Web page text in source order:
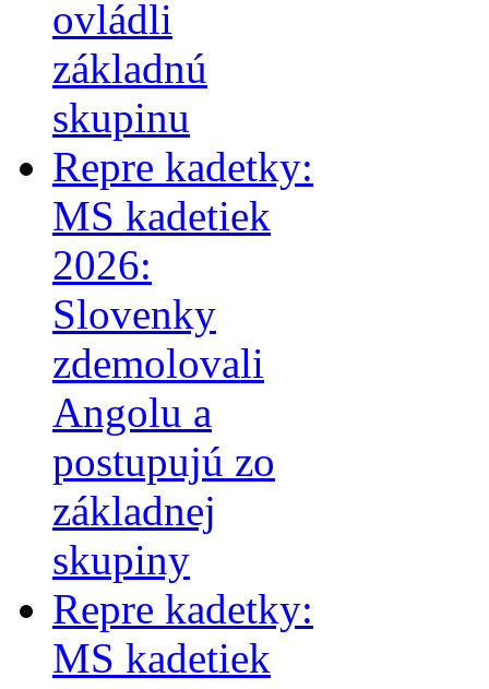
ovládli
základnú
skupinu
Repre kadetky:
MS kadetiek
2026:
Slovenky
zdemolovali
Angolu a
postupujú zo
základnej
skupiny
Repre kadetky:
MS kadetiek